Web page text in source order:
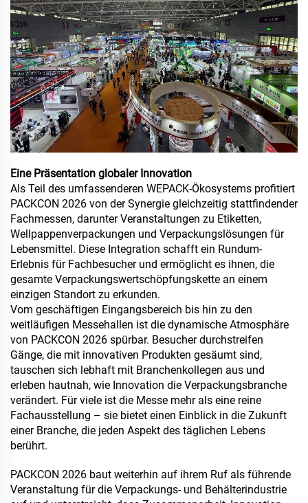
Eine Präsentation globaler Innovation
Als Teil des umfassenderen WEPACK-Ökosystems profitiert
PACKCON 2026 von der Synergie gleichzeitig stattfindender
Fachmessen, darunter Veranstaltungen zu Etiketten,
Wellpappenverpackungen und Verpackungslösungen für
Lebensmittel. Diese Integration schafft ein Rundum-
Erlebnis für Fachbesucher und ermöglicht es ihnen, die
gesamte Verpackungswertschöpfungskette an einem
einzigen Standort zu erkunden.
Vom geschäftigen Eingangsbereich bis hin zu den
weitläufigen Messehallen ist die dynamische Atmosphäre
von PACKCON 2026 spürbar. Besucher durchstreifen
Gänge, die mit innovativen Produkten gesäumt sind,
tauschen sich lebhaft mit Branchenkollegen aus und
erleben hautnah, wie Innovation die Verpackungsbranche
verändert. Für viele ist die Messe mehr als eine reine
Fachausstellung – sie bietet einen Einblick in die Zukunft
einer Branche, die jeden Aspekt des täglichen Lebens
berührt.
PACKCON 2026 baut weiterhin auf ihrem Ruf als führende
Veranstaltung für die Verpackungs- und Behälterindustrie